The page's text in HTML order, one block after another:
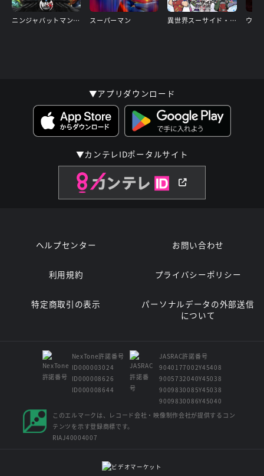
怒りで見境がなくなってしまったバリーは、知らぬ間にズームの
罠にはまっていくが、ズームの真の目的が“異世界にあるすべて
これまでの過去を変えてしまう。そして同時に未来も変えてしま
もし自分が欲しいものすべてが手に入れるなら、何を犠牲にする
だろうか? サード・シーズン第1話で、バリーは夢の生活をして
彼は、ついに普通の男としての人生を歩むことができる。キッド
フラッシュという新たな俊足の男が、セントラル・シティの平和
を守っているからだ。だが、バリーが過去に戻って未来を変える
前の記憶を忘れ始めた頃、リバース・フラッシュが現われて彼を
あざ笑う。バリーがこのまま異世界のアースに住み続けるのであ
バリーは決断を下さなければならなくなる。今の世界でバリー・
シュとして生きていくのか。
ニンジャバットマン対ヤクザリーグ スーパーマン 異世界スーサイド・スクワッド
▼アプリダウンロード
▼カンテレIDポータルサイト
ヘルプセンター お問い合わせ
利用規約 プライバシーポリシー
特定商取引の表示
パーソナルデータの外部送信
について
NexTone許諾番号
ID000003024
ID000008626
ID000008644
JASRAC許諾番号
9040177002Y45408
9005732040Y45038
9009830085Y45038
9009830086Y45040
このエルマークは、レコード会社・映像制作会社が提供するコン
テンツを示す登録商標です。
RIAJ40004007